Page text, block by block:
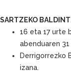
SARTZEKO
16 eta 17 urte
abenduaren
Derrigorrezko
izana.